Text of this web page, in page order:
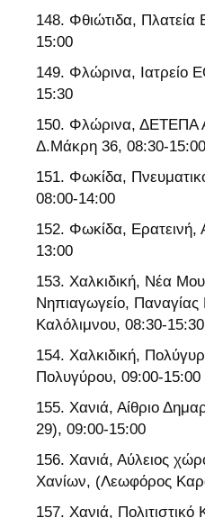
Φθιώτιδα, Πλατεία
15:00
Φλώρινα, Ιατρείο
15:30
Φλώρινα, ΔΕΤΕΠΑ
Δ.Μάκρη 36, 08:30-15:00
Φωκίδα,
08:00-14:00
Φωκίδα, Ερατεινή,
13:00
Χαλκιδική, Νέα
Νηπιαγωγείο, Παναγίας
Καλόλιμνου, 08:30-15:30
Χαλκιδική,
Πολυγύρου, 09:00-15:00
Χανιά, Αίθριο
29), 09:00-15:00
Χανιά, Αύλειος
Χανίων, (Λεωφόρος
Χανιά,